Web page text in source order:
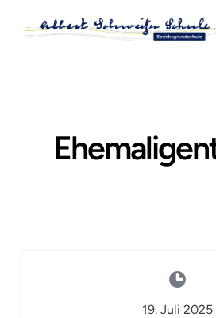
19. Juli 2025